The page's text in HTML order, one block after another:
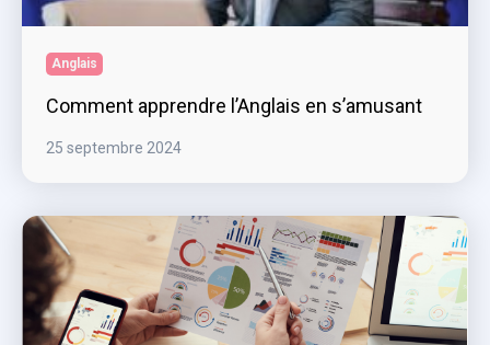
Anglais
Comment apprendre l’Anglais en s’amusant
25 septembre 2024